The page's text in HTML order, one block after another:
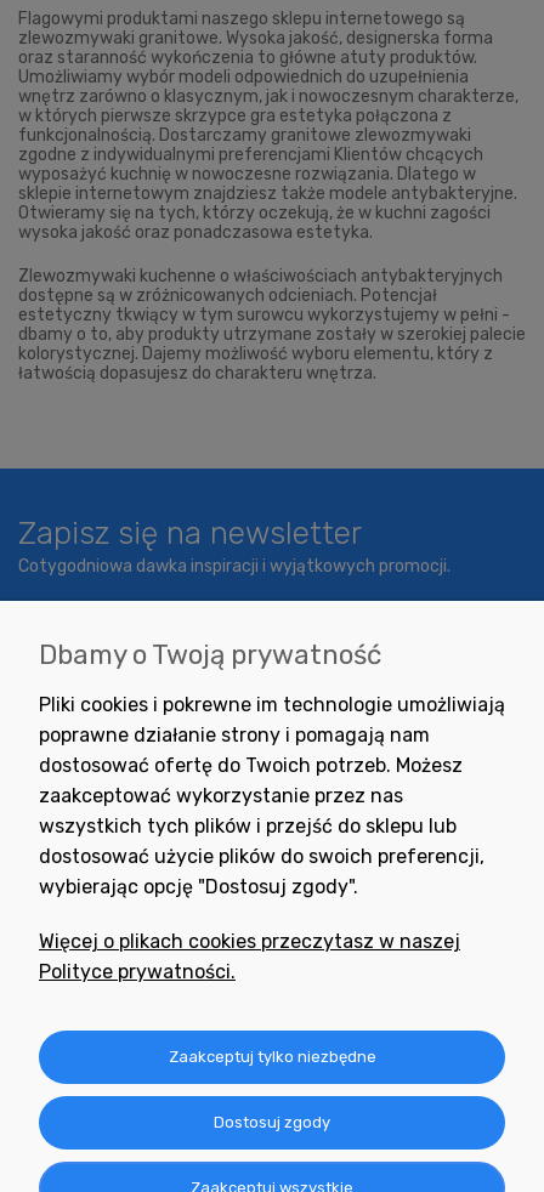
Flagowymi produktami naszego sklepu internetowego są
zlewozmywaki granitowe. Wysoka jakość, designerska forma
oraz staranność wykończenia to główne atuty produktów.
Umożliwiamy wybór modeli odpowiednich do uzupełnienia
wnętrz zarówno o klasycznym, jak i nowoczesnym charakterze,
w których pierwsze skrzypce gra estetyka połączona z
funkcjonalnością. Dostarczamy granitowe zlewozmywaki
zgodne z indywidualnymi preferencjami Klientów chcących
wyposażyć kuchnię w nowoczesne rozwiązania. Dlatego w
sklepie internetowym znajdziesz także modele antybakteryjne.
Otwieramy się na tych, którzy oczekują, że w kuchni zagości
wysoka jakość oraz ponadczasowa estetyka.
Zlewozmywaki kuchenne o właściwościach antybakteryjnych
dostępne są w zróżnicowanych odcieniach. Potencjał
estetyczny tkwiący w tym surowcu wykorzystujemy w pełni -
dbamy o to, aby produkty utrzymane zostały w szerokiej palecie
kolorystycznej. Dajemy możliwość wyboru elementu, który z
łatwością dopasujesz do charakteru wnętrza.
Zapisz się na newsletter
Cotygodniowa dawka inspiracji i wyjątkowych promocji.
nowościami i promocjami.
Potrzebujesz pomocy
+48 791 806 804
biuro@neogran.pl
Informacje
Obsługa zamówień
O nas
Dbamy o Twoją prywatność
Pliki cookies i pokrewne im technologie umożliwiają
poprawne działanie strony i pomagają nam
dostosować ofertę do Twoich potrzeb. Możesz
zaakceptować wykorzystanie przez nas
wszystkich tych plików i przejść do sklepu lub
dostosować użycie plików do swoich preferencji,
wybierając opcję "Dostosuj zgody".
Więcej o plikach cookies przeczytasz w naszej
Polityce prywatności.
Zaakceptuj tylko niezbędne
Dostosuj zgody
Zaakceptuj wszystkie